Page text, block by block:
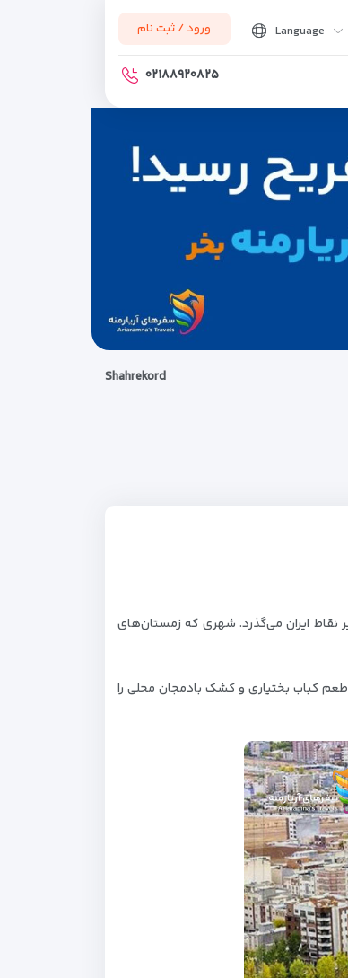
Language ورود / ثبت نام
۰۲۱۸۸۹۲۰۸۲۵
Shahrekord
نقاط ایران می‌گذرد. شهری که زمستان‌های
طعم کباب بختیاری و کشک‌ بادمجان محلی را